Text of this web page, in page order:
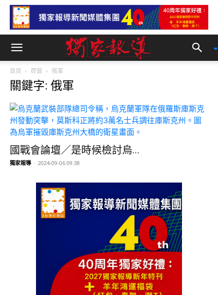
首頁 標籤 俄軍
關鍵字: 俄軍
國戰會論壇／是時候檢討烏...
獨家報導 - 2024-09-06 09:38